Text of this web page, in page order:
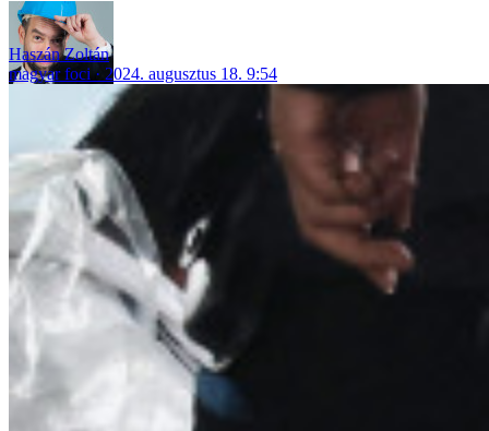
Haszán Zoltán
magyar foci
2024. augusztus 18. 9:54